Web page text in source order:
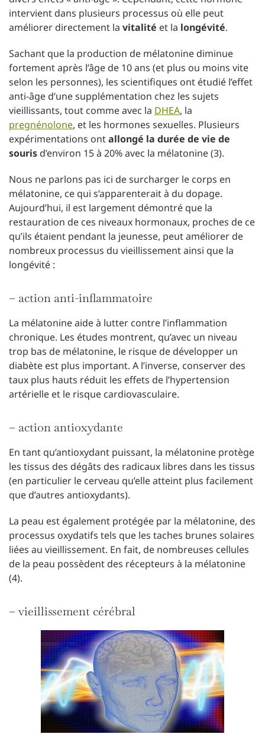
intervient dans plusieurs processus où elle peut
améliorer directement la vitalité et la longévité.
Sachant que la production de mélatonine diminue
fortement après l’âge de 10 ans (et plus ou moins vite
selon les personnes), les scientifiques ont étudié l’effet
anti-âge d’une supplémentation chez les sujets
vieillissants, tout comme avec la DHEA, la
pregnénolone, et les hormones sexuelles. Plusieurs
expérimentations ontallongé la durée de vie de
souris d’environ 15 à 20% avec la mélatonine (3).
Nous ne parlons pas ici de surcharger le corps en
mélatonine, ce qui s’apparenterait à du dopage.
Aujourd’hui, il est largement démontré que la
restauration de ces niveaux hormonaux, proches de ce
qu’ils étaient pendant la jeunesse, peut améliorer de
nombreux processus du vieillissement ainsi que la
longévité :
– action anti-inflammatoire
La mélatonine aide à lutter contre l’inflammation
chronique. Les études montrent, qu’avec un niveau
trop bas de mélatonine, le risque de développer un
diabète est plus important. A l’inverse, conserver des
taux plus hauts réduit les effets de l’hypertension
artérielle et le risque cardiovasculaire.
– action antioxydante
En tant qu’antioxydant puissant, la mélatonine protège
les tissus des dégâts des radicaux libres dans les tissus
(en particulier le cerveau qu’elle atteint plus facilement
que d’autres antioxydants).
La peau est également protégée par la mélatonine, des
processus oxydatifs tels que les taches brunes solaires
liées au vieillissement. En fait, de nombreuses cellules
de la peau possèdent des récepteurs à la mélatonine
(4).
– vieillissement cérébral